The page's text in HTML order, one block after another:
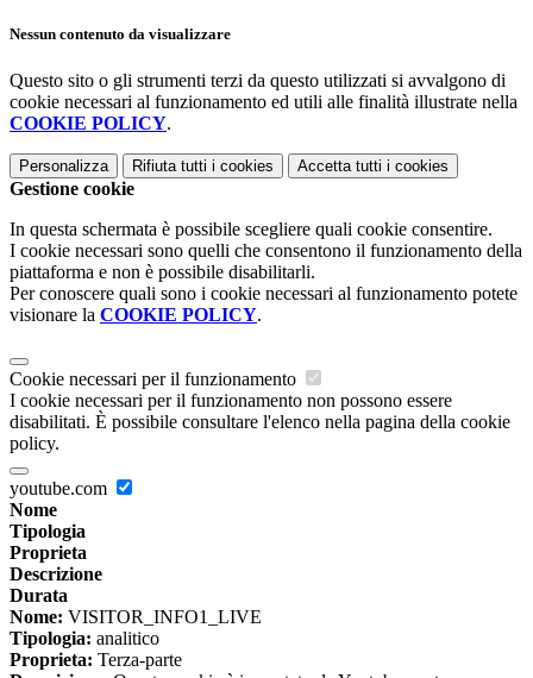
Nessun contenuto da visualizzare
Questo sito o gli strumenti terzi da questo utilizzati si avvalgono di
cookie necessari al funzionamento ed utili alle finalità illustrate nella
COOKIE POLICY.
Personalizza Rifiuta tutti i cookies Accetta tutti i cookies
Gestione cookie
In questa schermata è possibile scegliere quali cookie consentire.
I cookie necessari sono quelli che consentono il funzionamento della
piattaforma e non è possibile disabilitarli.
Per conoscere quali sono i cookie necessari al funzionamento potete
visionare la COOKIE POLICY.
Cookie necessari per il funzionamento
I cookie necessari per il funzionamento non possono essere
disabilitati. È possibile consultare l'elenco nella pagina della cookie
policy.
youtube.com
Nome
Tipologia
Proprieta
Descrizione
Durata
Nome: VISITOR_INFO1_LIVE
Tipologia: analitico
Proprieta: Terza-parte